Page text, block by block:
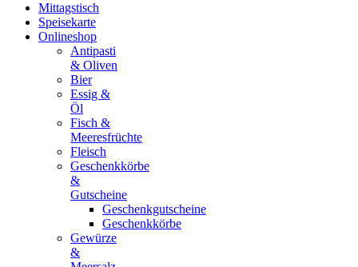
Mittagstisch
Speisekarte
Onlineshop
Antipasti
& Oliven
Bier
Essig &
Öl
Fisch &
Meeresfrüchte
Fleisch
Geschenkkörbe
&
Gutscheine
Geschenkgutscheine
Geschenkkörbe
Gewürze
&